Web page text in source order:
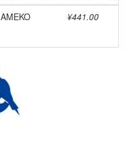
AMEKO ¥441.00